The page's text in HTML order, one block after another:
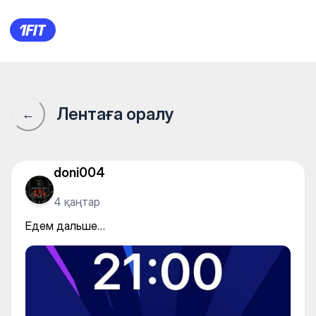
Едем дальше…
← Лентаға оралу
doni004
4 қаңтар
Едем дальше…